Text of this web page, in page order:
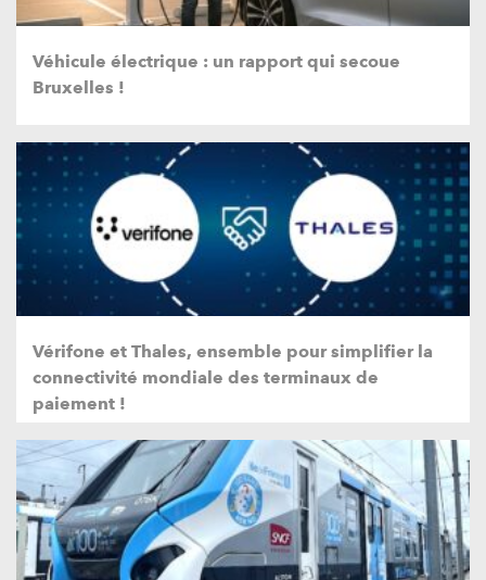
Véhicule électrique : un rapport qui secoue
Bruxelles !
Vérifone et Thales, ensemble pour simplifier la
connectivité mondiale des terminaux de
paiement !